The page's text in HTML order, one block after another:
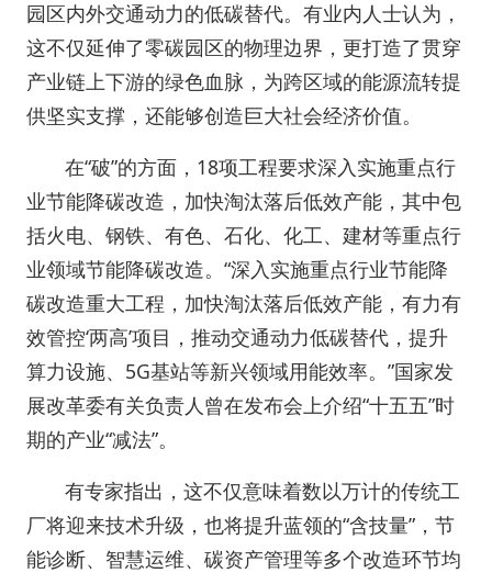
园区内外交通动力的低碳替代。有业内人士认为，
这不仅延伸了零碳园区的物理边界，更打造了贯穿
产业链上下游的绿色血脉，为跨区域的能源流转提
供坚实支撑，还能够创造巨大社会经济价值。
在“破”的方面，18项工程要求深入实施重点行
业节能降碳改造，加快淘汰落后低效产能，其中包
括火电、钢铁、有色、石化、化工、建材等重点行
业领域节能降碳改造。“深入实施重点行业节能降
碳改造重大工程，加快淘汰落后低效产能，有力有
效管控‘两高’项目，推动交通动力低碳替代，提升
算力设施、5G基站等新兴领域用能效率。”国家发
展改革委有关负责人曾在发布会上介绍“十五五”时
期的产业“减法”。
有专家指出，这不仅意味着数以万计的传统工
厂将迎来技术升级，也将提升蓝领的“含技量”，节
能诊断、智慧运维、碳资产管理等多个改造环节均